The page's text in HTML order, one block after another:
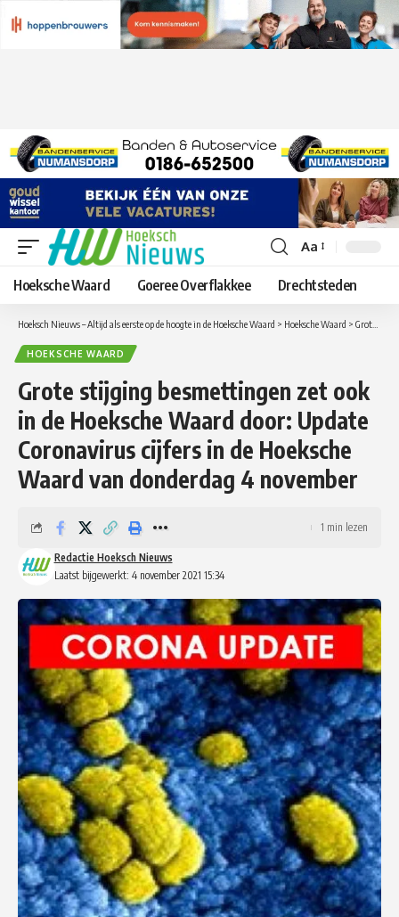
Lettergrootte
aanpassen
Aa
Hoeksche Waard Goeree Overflakkee Drechtsteden
Hoeksch Nieuws – Altijd als eerste op de hoogte in de Hoeksche Waard > Hoeksche Waard > Grote stijging besmettingen zet ook in de Hoeksche Waard door: Update Coronavirus cijfers in de Hoeksche Waard van donderdag 4 november
HOEKSCHE WAARD
Grote stijging besmettingen zet ook
in de Hoeksche Waard door: Update
Coronavirus cijfers in de Hoeksche
Waard van donderdag 4 november
Laatst bijgewerkt: 4 november 2021 15:34
Redactie Hoeksch Nieuws
1 min lezen